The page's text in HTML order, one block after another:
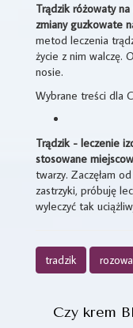
Trądzik różowaty
zmiany guzkowate
metod leczenia
życie z nim walczę.
nosie.
Wybrane treści dla
Trądzik - leczenie
stosowane
twarzy. Zaczęłam
zastrzyki, próbuję
wyleczyć tak
tradzik
Czy krem